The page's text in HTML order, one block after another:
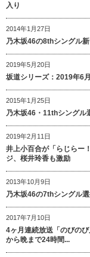
入り
2014年1月27日
乃木坂46の8thシングル
2019年5月20日
坂道シリーズ：2019年6
2015年1月25日
乃木坂46・11thシングル
2019年2月11日
井上小百合が「らじらー
ジ、桜井玲香も激励
2013年10月9日
乃木坂46の7thシングル
2017年7月10日
4ヶ月連続放送「のびの
から晩まで24時間...